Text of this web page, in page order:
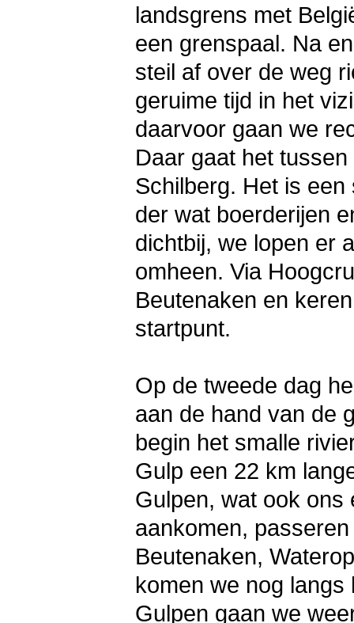
landsgrens met
een grenspaal. Na
steil af over de weg
geruime tijd in het
daarvoor gaan we
Daar gaat het
Schilberg. Het is
der wat boerderijen
dichtbij, we lopen er
omheen. Via
Beutenaken en
startpunt.
Op de tweede dag
aan de hand van de
begin het smalle
Gulp een 22 km
Gulpen, wat ook ons
aankomen,
Beutenaken,
komen we nog
Gulpen gaan we